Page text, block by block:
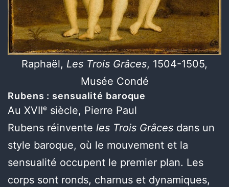
Raphaël, Les Trois Grâces, 1504-1505,
Musée Condé
Rubens : sensualité baroque
Au XVIIᵉ siècle, Pierre Paul
Rubens réinvente les Trois Grâces dans un
style baroque, où le mouvement et la
sensualité occupent le premier plan. Les
corps sont ronds, charnus et dynamiques,